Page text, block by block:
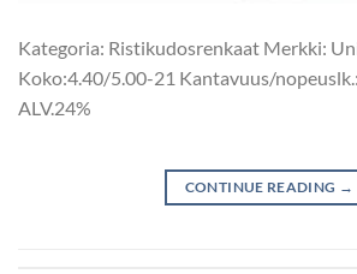
Kategoria: Ristikudosrenkaat Merkki:
Koko:4.40/5.00-21 Kantavuus/
ALV.24%
CONTINUE READING →